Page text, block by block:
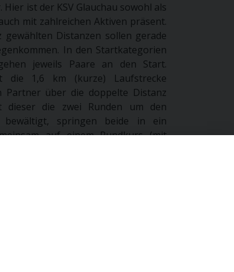
ist der KSV Glauchau sowohl als
mit zahlreichen Aktiven präsent.
Distanzen sollen gerade
In den Startkategorien
jeweils Paare an den Start.
die 1,6 km (kurze) Laufstrecke
Partner über die doppelte Distanz
dieser die zwei Runden um den
bewältigt, springen beide in ein
auf einem Rundkurs (mit
Rad hat, holt diese Defizite im
sind zwar unsere Sportler oft mit
immer ganz oben.